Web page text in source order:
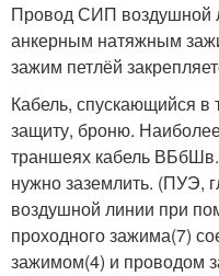
Провод СИП воздушной
анкерным натяжным
зажим петлёй
Кабель, спускающийся
защиту, броню.
траншеях кабель
нужно заземлить. (ПУЭ,
воздушной линии при
проходного зажима(7)
зажимом(4) и проводом